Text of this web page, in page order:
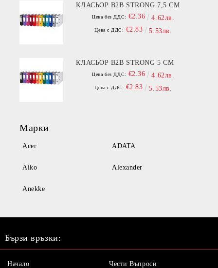
КЛАСЬОР B2B STRONG 7,5 СМ
Цена без ДДС: €2.36 4.62лв.
Цена с ДДС: €2.83 5.53лв.
КЛАСЬОР B2B STRONG 5 СМ
Цена без ДДС: €2.36 4.62лв.
Цена с ДДС: €2.83 5.53лв.
Марки
Acer ADATA
Aiko Alexander
Anekke
Бързи връзки:
Начало Чести Въпроси